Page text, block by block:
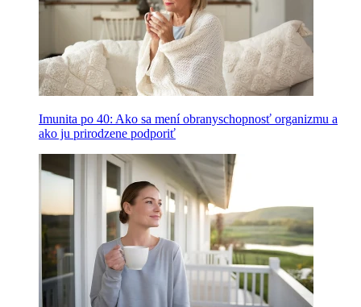
Imunita po 40: Ako sa mení obranyschopnosť organizmu a
ako ju prirodzene podporiť